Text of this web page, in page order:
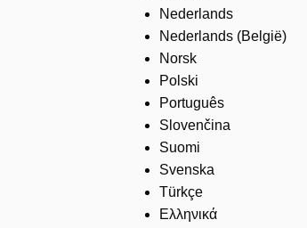
Nederlands
Nederlands (België)
Norsk
Polski
Português
Slovenčina
Suomi
Svenska
Türkçe
Ελληνικά